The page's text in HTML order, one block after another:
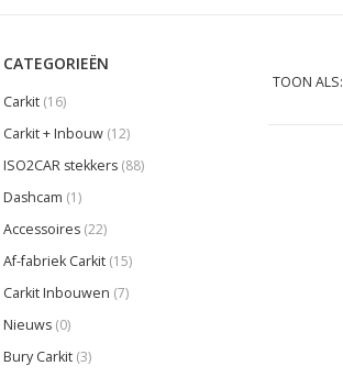
CATEGORIEËN
Carkit (16)
Carkit + Inbouw (12)
ISO2CAR stekkers (88)
Dashcam (1)
Accessoires (22)
Af-fabriek Carkit (15)
Carkit Inbouwen (7)
Nieuws (0)
Bury Carkit (3)
TOON ALS: